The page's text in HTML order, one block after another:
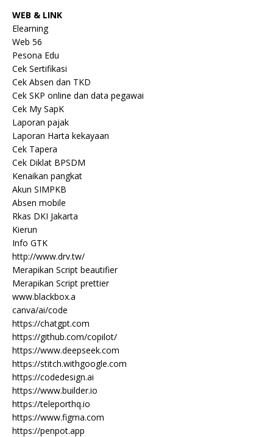
WEB & LINK
Elearning
Web 56
Pesona Edu
Cek Sertifikasi
Cek Absen dan TKD
Cek SKP online dan data pegawai
Cek My SapK
Laporan pajak
Laporan Harta kekayaan
Cek Tapera
Cek Diklat BPSDM
Kenaikan pangkat
Akun SIMPKB
Absen mobile
Rkas DKI Jakarta
Kierun
Info GTK
http://www.drv.tw/
Merapikan Script beautifier
Merapikan Script prettier
www.blackbox.a
canva/ai/code
https://chatgpt.com
https://github.com/copilot/
https://www.deepseek.com
https://stitch.withgoogle.com
https://codedesign.ai
https://www.builder.io
https://teleporthq.io
https://www.figma.com
https://penpot.app